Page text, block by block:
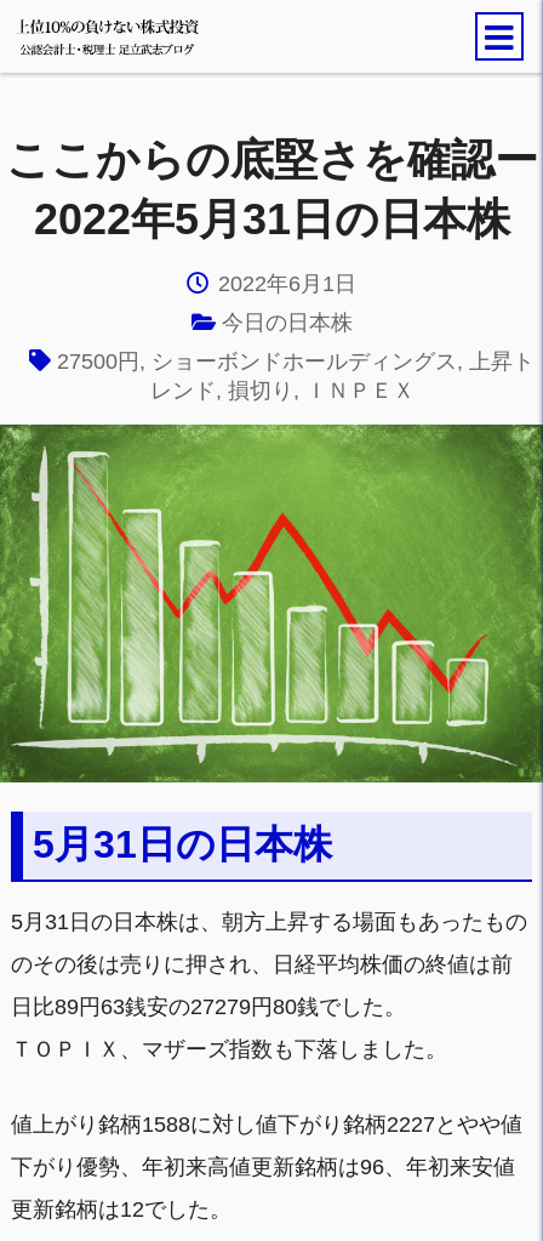
ここからの底堅さを確認ー
2022年5月31日の日本株
2022年6月1日
今日の日本株
27500円 , ショーボンドホールディングス,上昇ト
レンド, 損切り , ＩＮＰＥＸ
5月31日の日本株
5月31日の日本株は、朝方上昇する場面もあったもの
のその後は売りに押され、日経平均株価の終値は前
日比89円63銭安の27279円80銭でした。
ＴＯＰＩＸ、マザーズ指数も下落しました。
値上がり銘柄1588に対し値下がり銘柄2227とやや値
下がり優勢、年初来高値更新銘柄は96、年初来安値
更新銘柄は12でした。